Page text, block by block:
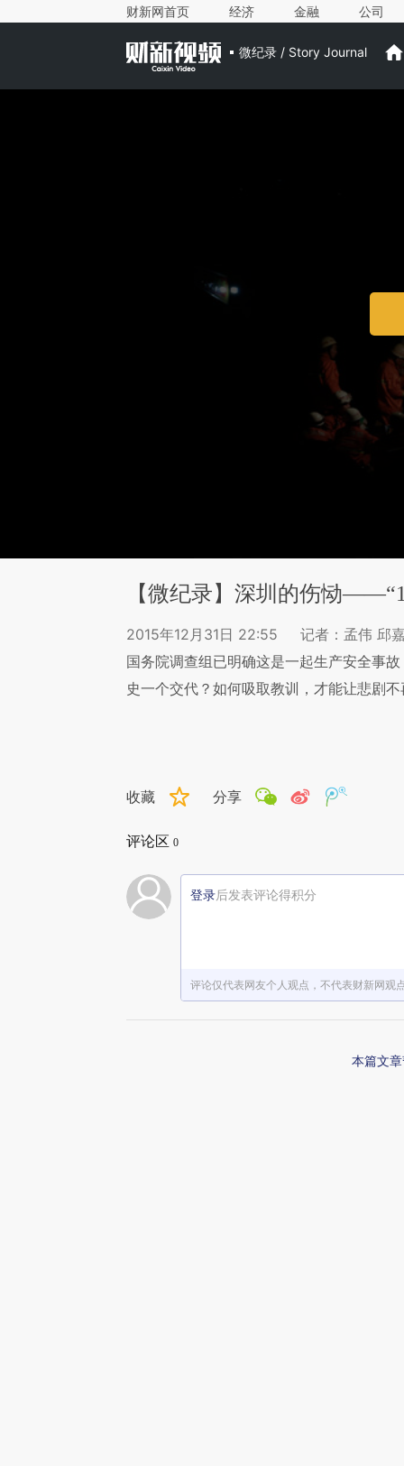
财新网首页 经济 金融 公司
微纪录 / Story Journal
【微纪录】深圳的伤恸
2015年12月31日 22:55
记者：孟伟 邱
国务院调查组已明确这是一起生产安全事
史一个交代？如何吸取教训，才能让悲剧
收藏 分享
评论区 0
登录后发表评论得积分
评论仅代表网友个人观点，不代表财新网观
本篇文